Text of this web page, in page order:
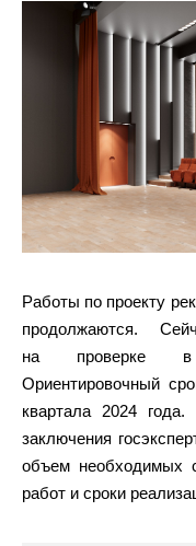
Работы по проекту
продолжаются.
на проверке в
Ориентировочный
квартала 2024 года.
заключения
объем необходимых
работ и сроки